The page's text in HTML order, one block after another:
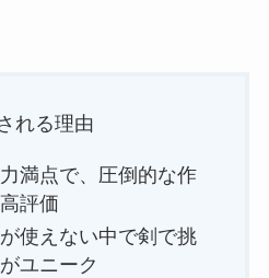
れる理由
満点で、圧倒的な作
評価
使えない中で剣で挑
ユニーク